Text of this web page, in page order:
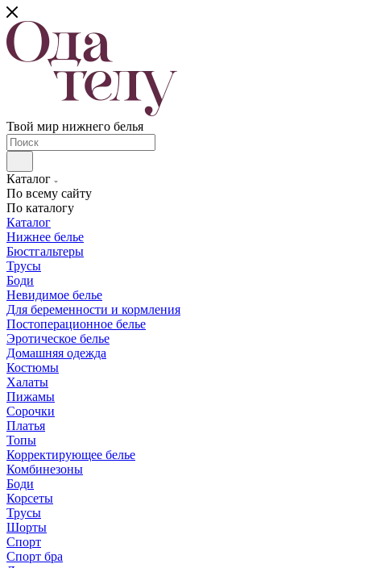
Твой мир нижнего белья
Каталог
По всему сайту
По каталогу
Каталог
Нижнее белье
Бюстгальтеры
Трусы
Боди
Невидимое белье
Для беременности и кормления
Постоперационное белье
Эротическое белье
Домашняя одежда
Костюмы
Халаты
Пижамы
Сорочки
Платья
Топы
Корректирующее белье
Комбинезоны
Боди
Корсеты
Трусы
Шорты
Спорт
Спорт бра